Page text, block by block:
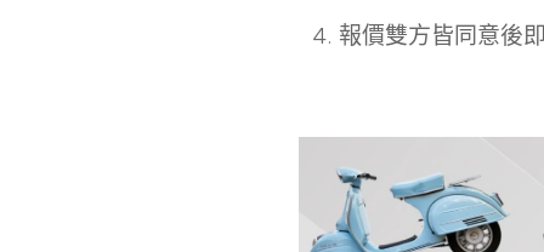
4. 報價雙方皆同意後